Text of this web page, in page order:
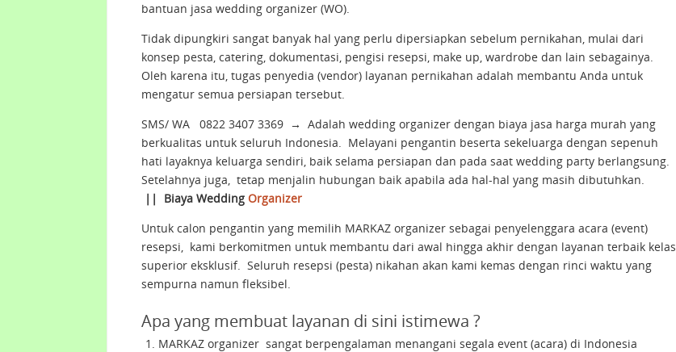
bantuan jasa wedding organizer (WO).
Tidak dipungkiri sangat banyak hal yang perlu dipersiapkan sebelum pernikahan, mulai dari
konsep pesta, catering, dokumentasi, pengisi resepsi, make up, wardrobe dan lain sebagainya.
Oleh karena itu, tugas penyedia (vendor) layanan pernikahan adalah membantu Anda untuk
mengatur semua persiapan tersebut.
SMS/ WA 0822 3407 3369 → Adalah wedding organizer dengan biaya jasa harga murah yang
berkualitas untuk seluruh Indonesia. Melayani pengantin beserta sekeluarga dengan sepenuh
hati layaknya keluarga sendiri, baik selama persiapan dan pada saat wedding party berlangsung.
Setelahnya juga, tetap menjalin hubungan baik apabila ada hal-hal yang masih dibutuhkan.
||
Biaya Wedding Organizer
Untuk calon pengantin yang memilih MARKAZ organizer sebagai penyelenggara acara (event)
resepsi, kami berkomitmen untuk membantu dari awal hingga akhir dengan layanan terbaik kelas
superior eksklusif. Seluruh resepsi (pesta) nikahan akan kami kemas dengan rinci waktu yang
sempurna namun fleksibel.
Apa yang membuat layanan di sini istimewa ?
MARKAZ organizer sangat berpengalaman menangani segala event (acara) di Indonesia